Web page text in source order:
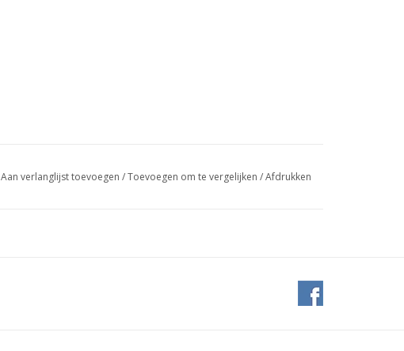
Aan verlanglijst toevoegen /Toevoegen om te vergelijken /Afdrukken